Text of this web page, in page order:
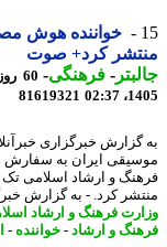
خواننده هوش
کرد+ صوت
-فرهنگی-
81619321
خبرگزاری خبرآنلاین
ایران به سفارش
و ارشاد اسلامی تک
کرد. - به گزارش
فرهنگ و ارشاد اسلامی
و ارشاد -خواننده -